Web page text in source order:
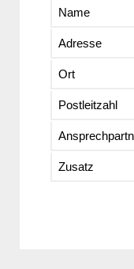
Name
Adresse
Ort
Postleitzahl
Zusatz